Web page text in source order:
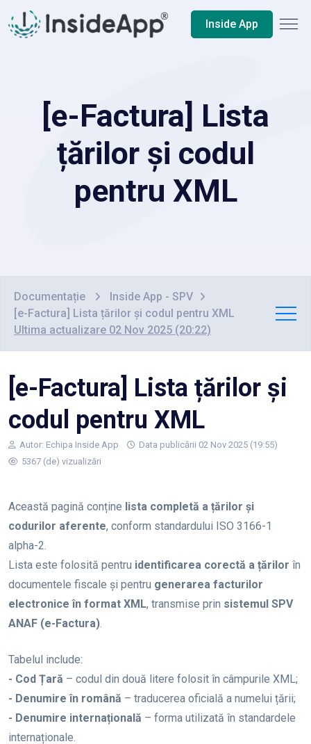
Inside App
[e-Factura] Lista
țărilor și codul
pentru XML
Documentație
Inside App - SPV
[e-Factura] Lista țărilor și codul pentru XML
Ultima actualizare 02 Nov 2025 (20:22)
[e-Factura] Lista țărilor și
codul pentru XML
Autor: Echipa Inside App
Data publicării 02 Nov 2025 (19:55)
5367 (de) vizualizări
Această pagină conține lista completă a țărilor și
codurilor aferente, conform standardului ISO 3166-1
alpha-2.
Lista este folosită pentru identificarea corectă a țărilor în
documentele fiscale și pentru generarea facturilor
electronice în format XML, transmise prin sistemul SPV
ANAF (e-Factura).
Tabelul include:
- Cod Țară – codul din două litere folosit în câmpurile XML;
- Denumire în română – traducerea oficială a numelui țării;
- Denumire internațională – forma utilizată în standardele
internaționale.